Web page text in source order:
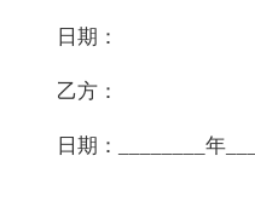
日期：
乙方：
日期：________年